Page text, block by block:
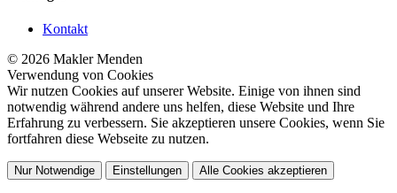
Kontakt
© 2026 Makler Menden
Verwendung von Cookies
Wir nutzen Cookies auf unserer Website. Einige von ihnen sind
notwendig während andere uns helfen, diese Website und Ihre
Erfahrung zu verbessern. Sie akzeptieren unsere Cookies, wenn Sie
fortfahren diese Webseite zu nutzen.
Nur Notwendige Einstellungen Alle Cookies akzeptieren